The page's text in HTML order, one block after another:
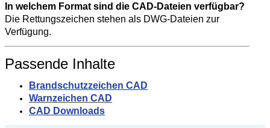
In welchem Format sind die CAD-Dateien verfügbar?
Die Rettungszeichen stehen als DWG-Dateien zur
Verfügung.
Passende Inhalte
Brandschutzzeichen CAD
Warnzeichen CAD
CAD Downloads